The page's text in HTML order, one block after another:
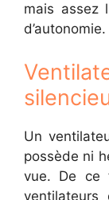
mais assez
d’autonomie.
Un
possède ni
vue. De ce